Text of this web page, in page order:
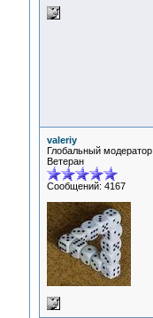
valeriy
Глобальный модератор
Ветеран
Сообщений: 4167